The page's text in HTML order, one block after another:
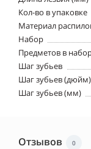
Кол-во в упаковке
Материал
Набор
Предметов в
Шаг зубьев
Шаг зубьев (дюйм)
Шаг зубьев (мм)
Отзывов 0